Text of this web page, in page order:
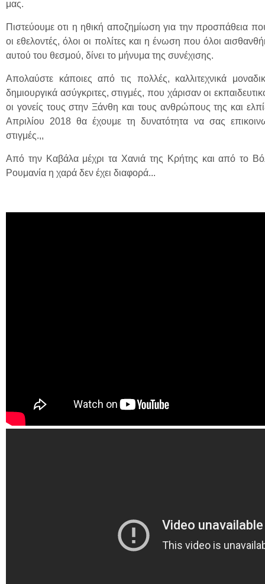
μας.
Πιστεύουμε οτι η ηθική αποζημίωση για την προσπάθεια
οι εθελοντές, όλοι οι πολίτες και η ένωση που όλοι
αυτού του θεσμού, δίνει το μήνυμα της συνέχισης.
Απολαύστε κάποιες από τις πολλές, καλλιτεχνικά
δημιουργικά ασύγκριτες, στιγμές, που χάρισαν οι
οι γονείς τους στην Ξάνθη και τους ανθρώπους της και
Απριλίου 2018 θα έχουμε τη δυνατότητα να σας
στιγμές.,,
Από την Καβάλα μέχρι τα Χανιά της Κρήτης και από το
Ρουμανία η χαρά δεν έχει διαφορά...